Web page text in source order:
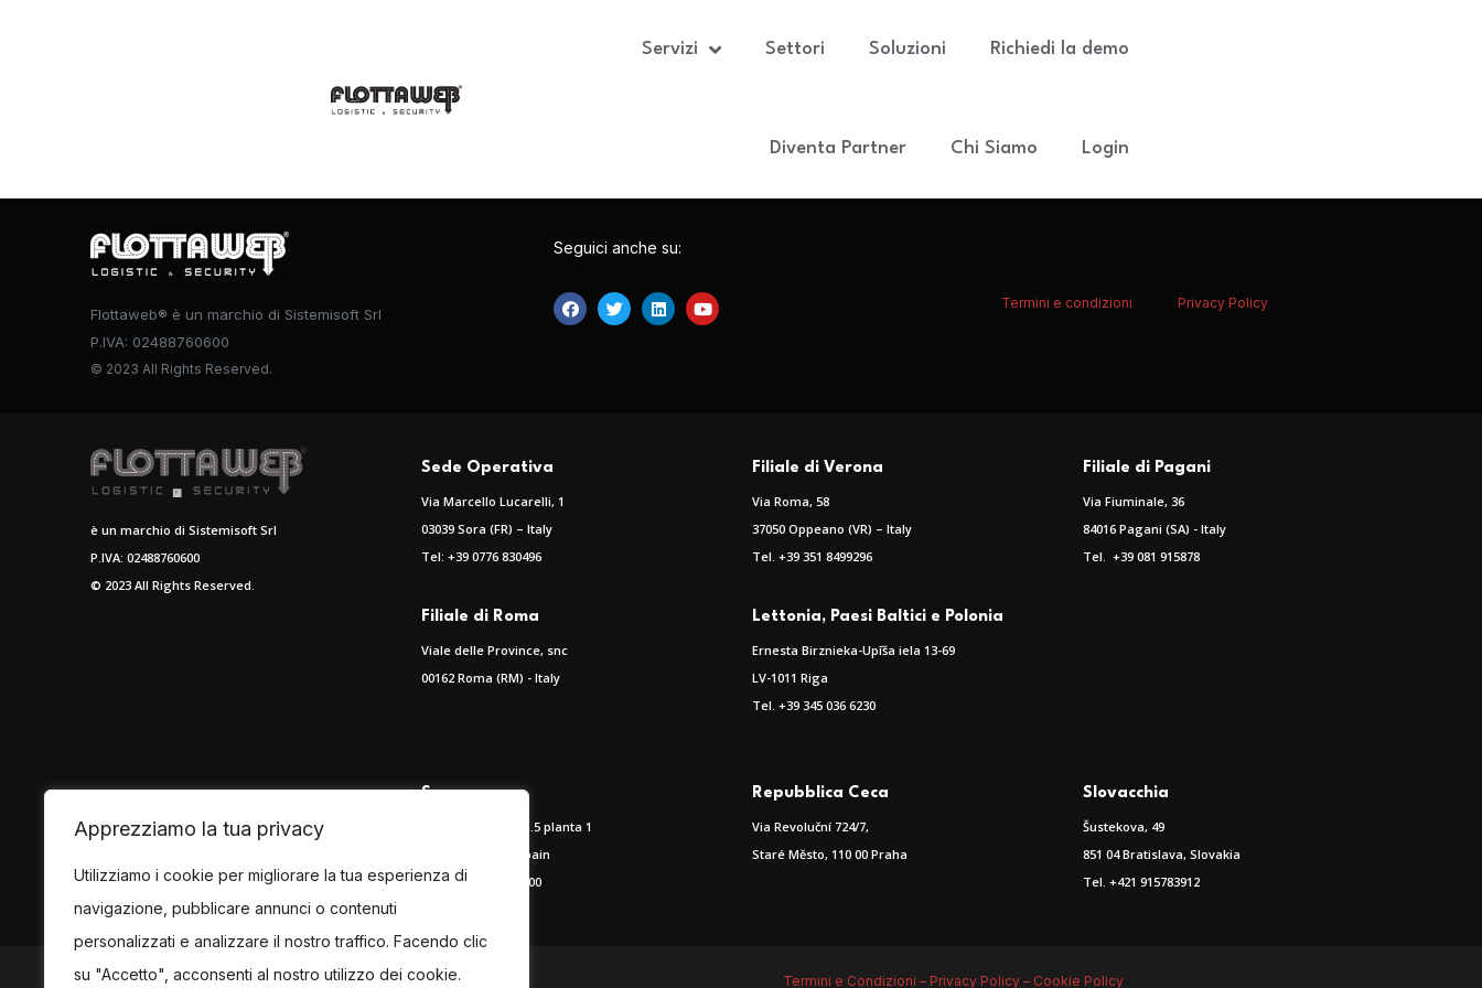
Apprezziamo la tua privacy
Utilizziamo i cookie per migliorare la tua esperienza di
navigazione, pubblicare annunci o contenuti
personalizzati e analizzare il nostro traffico. Facendo clic
su "Accetto", acconsenti al nostro utilizzo dei cookie.
Servizi Settori Soluzioni Richiedi la demo
Diventa Partner Chi Siamo Login
Flottaweb® è un marchio di Sistemisoft Srl
P.IVA: 02488760600
© 2023 All Rights Reserved.
Seguici anche su:
Termini e condizioni Privacy Policy
è un marchio di Sistemisoft Srl
P.IVA: 02488760600
© 2023 All Rights Reserved.
Sede Operativa
Via Marcello Lucarelli, 1
03039 Sora (FR) – Italy
Tel: +39 0776 830496
Filiale di Roma
Viale delle Province, snc
00162 Roma (RM) - Italy
Filiale di Verona
Via Roma, 58
37050 Oppeano (VR) – Italy
Tel. +39 351 8499296
Lettonia, Paesi Baltici e Polonia
Ernesta Birznieka-Upīša iela 13-69
LV-1011 Riga
Tel. +39 345 036 6230
Filiale di Pagani
Via Fiuminale, 36
84016 Pagani (SA) - Italy
Tel. +39 081 915878
Spagna
Calle Perez Pujoln.5 planta 1
46002 Valencia, Spain
Tel.+34 960 38 01 00
Repubblica Ceca
Via Revoluční 724/7,
Staré Město, 110 00 Praha
Slovacchia
Šustekova, 49
851 04 Bratislava, Slovakia
Tel. +421 915783912
Seguici anche su Termini e Condizioni – Privacy Policy – Cookie Policy